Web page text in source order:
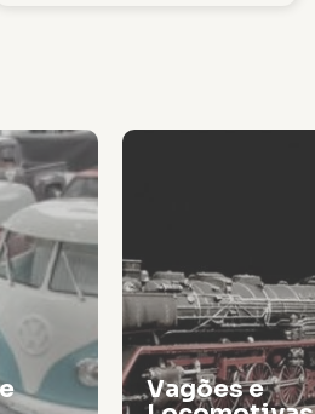
Vagões e